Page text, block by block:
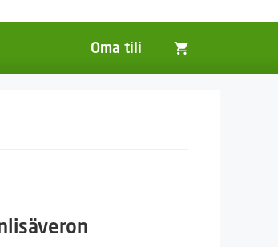
Oma tili